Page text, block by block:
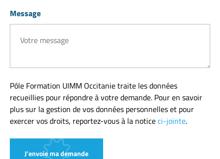
Message
Pôle Formation UIMM Occitanie traite les données
recueillies pour répondre à votre demande. Pour en savoir
plus sur la gestion de vos données personnelles et pour
exercer vos droits, reportez-vous à la noticeci-jointe.
J’envoie ma demande